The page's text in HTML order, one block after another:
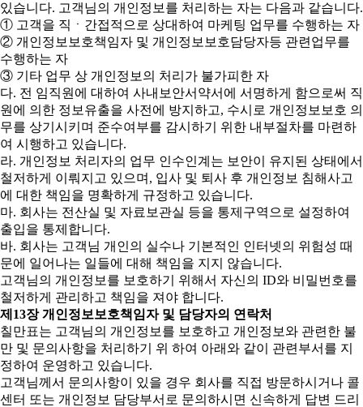
있습니다. 고객님의 개인정보를 처리하는 자는 다음과 같습니다.
① 고객을 직ㆍ간접적으로 상대하여 마케팅 업무를 수행하는 자
② 개인정보보호책임자 및 개인정보보호담당자등 관련업무를
수행하는 자
③ 기타 업무 상 개인정보의 처리가 불가피한 자
다. 전 임직원에 대하여 사내보안서약서에 서명하게 함으로써 직
원에 의한 정보유출을 사전에 방지하고, 수시로 개인정보보호 의
무를 상기시키며 준수여부를 감시하기 위한 내부절차를 마련하
여 시행하고 있습니다.
라. 개인정보 처리자의 업무 인수인계는 보안이 유지된 상태에서
철저하게 이뤄지고 있으며, 입사 및 퇴사 후 개인정보 침해사고
에 대한 책임을 명확하게 규정하고 있습니다.
마. 회사는 전산실 및 자료보관실 등을 통제구역으로 설정하여
출입을 통제합니다.
바. 회사는 고객님 개인의 실수나 기본적인 인터넷의 위험성 때
문에 일어나는 일들에 대해 책임을 지지 않습니다.
고객님의 개인정보를 보호하기 위해서 자신의 ID와 비밀번호를
철저하게 관리하고 책임을 져야 합니다.
제13장 개인정보보호책임자 및 담당자의 연락처
칠만표는 고객님의 개인정보를 보호하고 개인정보와 관련한 불
만 및 문의사항을 처리하기 위 하여 아래와 같이 관련부서를 지
정하여 운영하고 있습니다.
고객님께서 문의사항이 있을 경우 회사를 직접 방문하시거나 콜
센터 또는 개인정보 담당부서로 문의하시면 신속하게 답변 드리